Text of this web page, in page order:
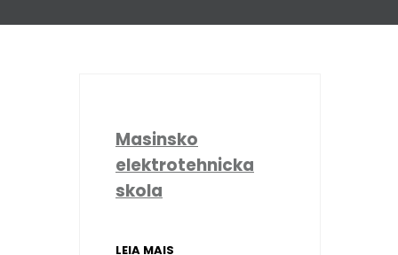
Masinsko
elektrotehnicka
skola
LEIA MAIS